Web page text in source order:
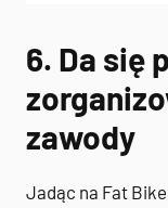
6. Da się
zawody
Jadąc na Fat